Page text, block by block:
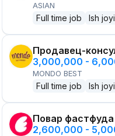
ASIAN
Full time job Ish
Продавец-
3,000,000 -
MONDO BEST
Full time job Ish
Повар фастфуда
2,600,000 -